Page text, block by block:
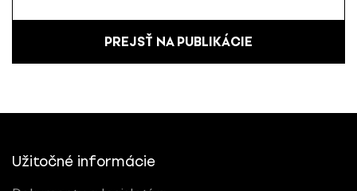
PREJSŤ NA PUBLIKÁCIE
Užitočné informácie